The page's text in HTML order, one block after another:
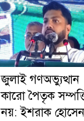
জুলাই গণঅভ্যুত্থান
কারো পৈতৃক
নয়: ইশরাক হোসেন